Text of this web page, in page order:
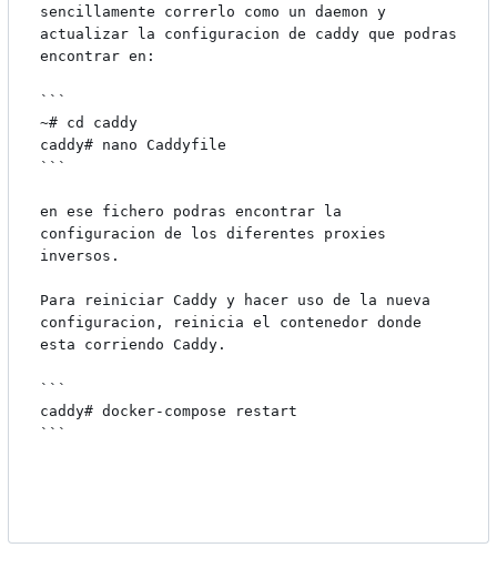
sencillamente correrlo como un daemon y
actualizar la configuracion de caddy que podras
encontrar en:
```
~# cd caddy
caddy# nano Caddyfile
```
en ese fichero podras encontrar la
configuracion de los diferentes proxies
inversos.
Para reiniciar Caddy y hacer uso de la nueva
configuracion, reinicia el contenedor donde
esta corriendo Caddy.
```
caddy# docker-compose restart
```